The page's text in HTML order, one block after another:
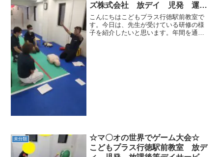
ズ株式会社 放デイ 児発 運動
療育
こんにちはこどもプラス行徳駅前教室で
す。今日は、先生が受けている研修の様
子を紹介したいと思います。年間を通じ
未分類
☆マ〇オの世界でゲーム大会☆
こどもプラス行徳駅前教室 放デ